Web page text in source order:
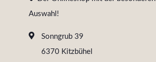
Auswahl!
Sonngrub 39
6370 Kitzbühel